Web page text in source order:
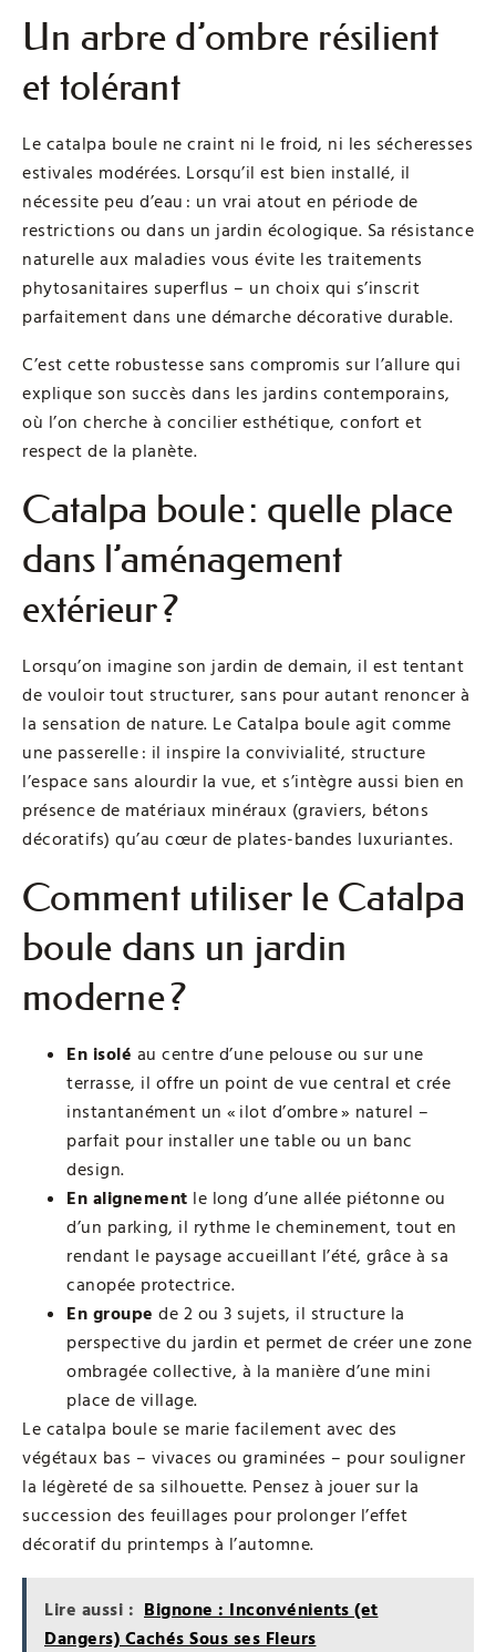
Un arbre d’ombre résilient
et tolérant
Le catalpa boule ne craint ni le froid, ni les sécheresses
estivales modérées. Lorsqu’il est bien installé, il
nécessite peu d’eau : un vrai atout en période de
restrictions ou dans un jardin écologique. Sa résistance
naturelle aux maladies vous évite les traitements
phytosanitaires superflus – un choix qui s’inscrit
parfaitement dans une démarche décorative durable.
C’est cette robustesse sans compromis sur l’allure qui
explique son succès dans les jardins contemporains,
où l’on cherche à concilier esthétique, confort et
respect de la planète.
Catalpa boule : quelle place
dans l’aménagement
extérieur ?
Lorsqu’on imagine son jardin de demain, il est tentant
de vouloir tout structurer, sans pour autant renoncer à
la sensation de nature. Le Catalpa boule agit comme
une passerelle : il inspire la convivialité, structure
l’espace sans alourdir la vue, et s’intègre aussi bien en
présence de matériaux minéraux (graviers, bétons
décoratifs) qu’au cœur de plates-bandes luxuriantes.
Comment utiliser le Catalpa
boule dans un jardin
moderne ?
En isolé au centre d’une pelouse ou sur une
terrasse, il offre un point de vue central et crée
instantanément un « ilot d’ombre » naturel –
parfait pour installer une table ou un banc
design.
En alignement le long d’une allée piétonne ou
d’un parking, il rythme le cheminement, tout en
rendant le paysage accueillant l’été, grâce à sa
canopée protectrice.
En groupe de 2 ou 3 sujets, il structure la
perspective du jardin et permet de créer une zone
ombragée collective, à la manière d’une mini
place de village.
Le catalpa boule se marie facilement avec des
végétaux bas – vivaces ou graminées – pour souligner
la légèreté de sa silhouette. Pensez à jouer sur la
succession des feuillages pour prolonger l’effet
décoratif du printemps à l’automne.
Lire aussi : Bignone : Inconvénients (et
Dangers) Cachés Sous ses Fleurs